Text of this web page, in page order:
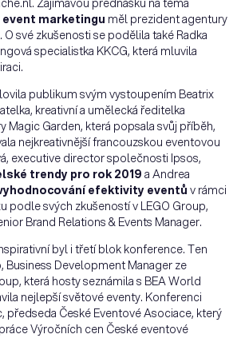
event marketingu měl prezident agentury
O své zkušenosti se podělila také Radka
specialistka KKCG, která mluvila
publikum svým vystoupením Beatrix
kreativní a umělecká ředitelka
Magic Garden, která popsala svůj příběh,
nejkreativnější francouzskou eventovou
executive director společnosti Ipsos,
trendy pro rok 2019 a Andrea
efektivity eventův rámci
podle svých zkušeností v LEGO Group,
Brand Relations & Events Manager.
byl i třetí blok konference. Ten
Business Development Manager ze
která hosty seznámila s BEA World
nejlepší světové eventy. Konferenci
předseda České Eventové Asociace, který
Výročních cen České eventové